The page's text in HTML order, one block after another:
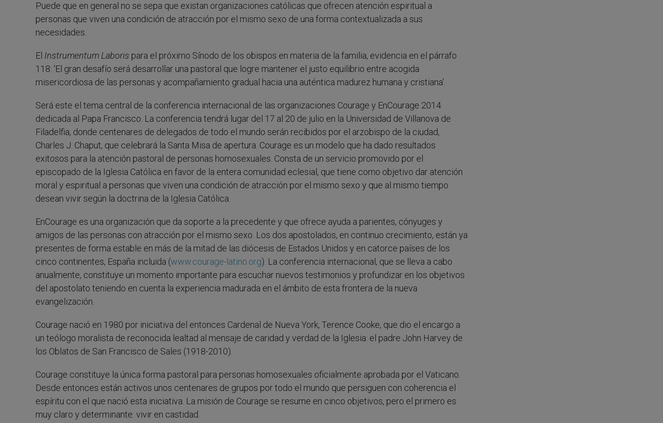
Puede que en general no se sepa que existan organizaciones católicas que ofrecen atención espiritual a
personas que viven una condición de atracción por el mismo sexo de una forma contextualizada a sus
necesidades.
El Instrumentum Laboris para el próximo Sínodo de los obispos en materia de la familia, evidencia en el párrafo
118: 'El gran desafío será desarrollar una pastoral que logre mantener el justo equilibrio entre acogida
misericordiosa de las personas y acompañamiento gradual hacia una auténtica madurez humana y cristiana'.
Será este el tema central de la conferencia internacional de las organizaciones Courage y EnCourage 2014
dedicada al Papa Francisco. La conferencia tendrá lugar del 17 al 20 de julio en la Universidad de Villanova de
Filadelfia, donde centenares de delegados de todo el mundo serán recibidos por el arzobispo de la ciudad,
Charles J. Chaput, que celebrará la Santa Misa de apertura. Courage es un modelo que ha dado resultados
exitosos para la atención pastoral de personas homosexuales. Consta de un servicio promovido por el
episcopado de la Iglesia Católica en favor de la entera comunidad eclesial, que tiene como objetivo dar atención
moral y espiritual a personas que viven una condición de atracción por el mismo sexo y que al mismo tiempo
desean vivir según la doctrina de la Iglesia Católica.
EnCourage es una organización que da soporte a la precedente y que ofrece ayuda a parientes, cónyuges y
amigos de las personas con atracción por el mismo sexo. Los dos apostolados, en continuo crecimiento, están ya
presentes de forma estable en más de la mitad de las diócesis de Estados Unidos y en catorce países de los
cinco continentes, España incluida (www.courage-latino.org). La conferencia internacional, que se lleva a cabo
anualmente, constituye un momento importante para escuchar nuevos testimonios y profundizar en los objetivos
del apostolato teniendo en cuenta la experiencia madurada en el ámbito de esta frontera de la nueva
evangelización.
Courage nació en 1980 por iniciativa del entonces Cardenal de Nueva York, Terence Cooke, que dio el encargo a
un teólogo moralista de reconocida lealtad al mensaje de caridad y verdad de la Iglesia: el padre John Harvey de
los Oblatos de San Francisco de Sales (1918-2010).
Courage constituye la única forma pastoral para personas homosexuales oficialmente aprobada por el Vaticano.
Desde entonces están activos unos centenares de grupos por todo el mundo que persiguen con coherencia el
espíritu con el que nació esta iniciativa. La misión de Courage se resume en cinco objetivos, pero el primero es
muy claro y determinante: vivir en castidad.